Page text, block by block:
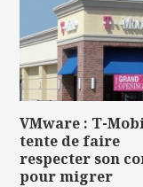
VMware : T-
tente de faire
respecter son
pour migrer